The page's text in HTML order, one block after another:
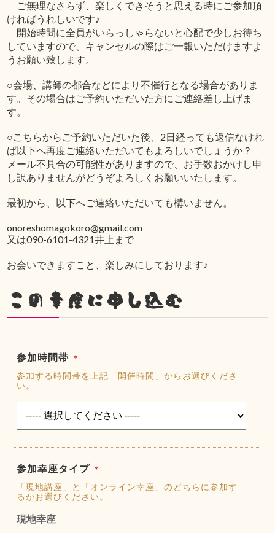
ご無理なさらず、楽しくできそうと思える時にご参加頂
ければうれしいです♪
開始時間に全員がいらっしゃらないと心配で少しお待ち
していますので、キャンセルの際はご一報いただけますよ
うお願い致します。
○会場、講師の都合などにより不催行となる場合がありま
す。その場合はご予約いただいた方にご連絡差し上げま
す。
○こちらからご予約いただいた後、2日経っても返信なけれ
ば以下へ再度ご連絡いただいてもよろしいでしょうか？
メール不具合の可能性がありますので、お手数おかけし申
し訳ありませんがどうぞよろしくお願いいたします。
最初から、以下へご連絡いただいても構いません。
onoreshomagokoro@gmail.com
又は090-6101-4321井上まで
お会いできますこと、楽しみにしております♪
この幸座に申し込む
参加時間帯 ＊
参加する時間帯を上記「開催時間」からお選びくださ
い。
参加幸座タイプ ＊
「現地講座」と「オンライン幸座」のどちらに参加す
るかお選びください。
現地幸座